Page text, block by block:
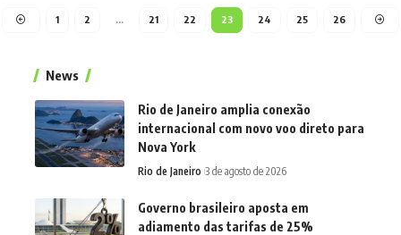
1 2 … 21 22 23 24 25 26
News
Rio de Janeiro amplia conexão
internacional com novo voo direto para
Nova York
Rio de Janeiro 3 de agosto de 2026
Governo brasileiro aposta em
adiamento das tarifas de 25%